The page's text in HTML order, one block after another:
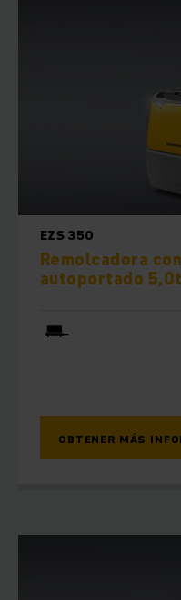
EZS 350
Remolcadora
autoportado 5,0t
OBTENER MÁS